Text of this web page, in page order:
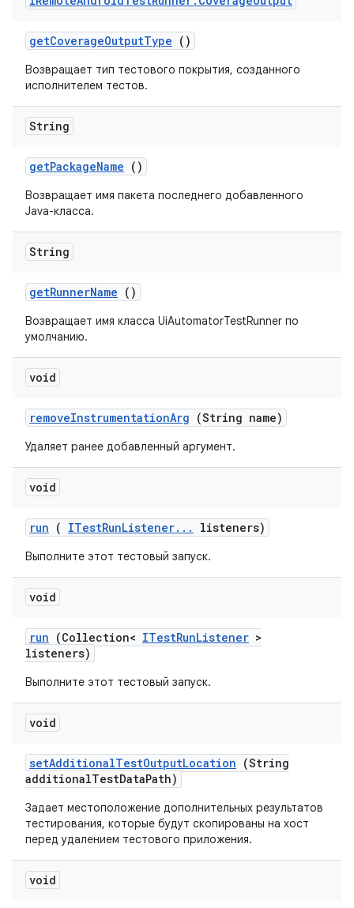
getCoverageOutputType ()
Возвращает тип тестового покрытия, созданного
исполнителем тестов.
String
getPackageName ()
Возвращает имя пакета последнего добавленного
Java-класса.
String
getRunnerName ()
Возвращает имя класса UiAutomatorTestRunner по
умолчанию.
void
removeInstrumentationArg (String name)
Удаляет ранее добавленный аргумент.
void
run ( ITestRunListener. . . listeners)
Выполните этот тестовый запуск.
void
run (Collection< ITestRunListener >
listeners)
Выполните этот тестовый запуск.
void
setAdditionalTestOutputLocation (String
additionalTestDataPath)
Задает местоположение дополнительных результатов
тестирования, которые будут скопированы на хост
перед удалением тестового приложения.
void